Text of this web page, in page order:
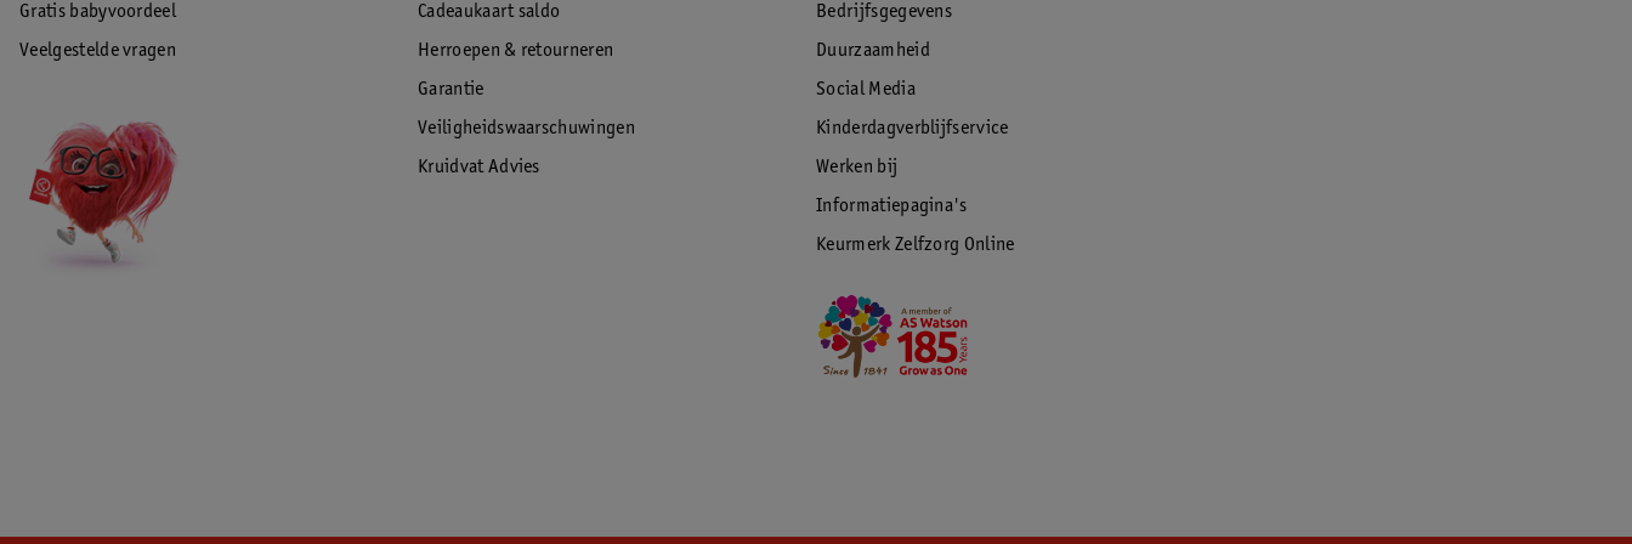
Gratis babyvoordeel
Veelgestelde vragen
Cadeaukaart saldo
Herroepen & retourneren
Garantie
Veiligheidswaarschuwingen
Kruidvat Advies
Bedrijfsgegevens
Duurzaamheid
Social Media
Kinderdagverblijfservice
Werken bij
Informatiepagina's
Keurmerk Zelfzorg Online